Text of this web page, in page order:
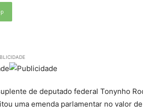
de deputado federal Tonynho
uma emenda parlamentar no valor